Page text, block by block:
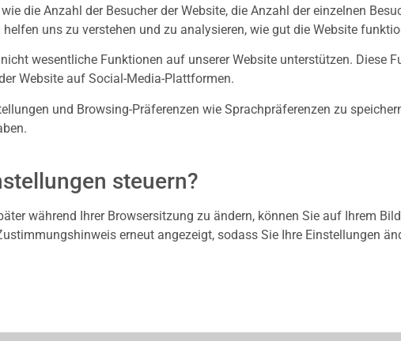
die Anzahl der Besucher der Website, die Anzahl der einzelnen
uns zu verstehen und zu analysieren, wie gut die Website
wesentliche Funktionen auf unserer Website unterstützen. Diese
Website auf Social-Media-Plattformen.
und Browsing-Präferenzen wie Sprachpräferenzen zu
steuern?
während Ihrer Browsersitzung zu ändern, können Sie auf Ihrem
erneut angezeigt, sodass Sie Ihre Einstellungen